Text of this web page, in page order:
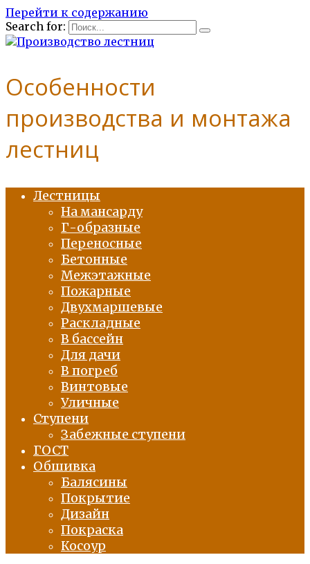
Перейти к содержанию
Search for:
Особенности
производства и монтажа
лестниц
Лестницы
На мансарду
Г-образные
Переносные
Бетонные
Межэтажные
Пожарные
Двухмаршевые
Раскладные
В бассейн
Для дачи
В погреб
Винтовые
Уличные
Ступени
Забежные ступени
ГОСТ
Обшивка
Балясины
Покрытие
Дизайн
Покраска
Косоур